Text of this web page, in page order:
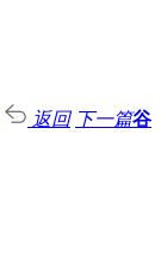
返回 下一篇谷